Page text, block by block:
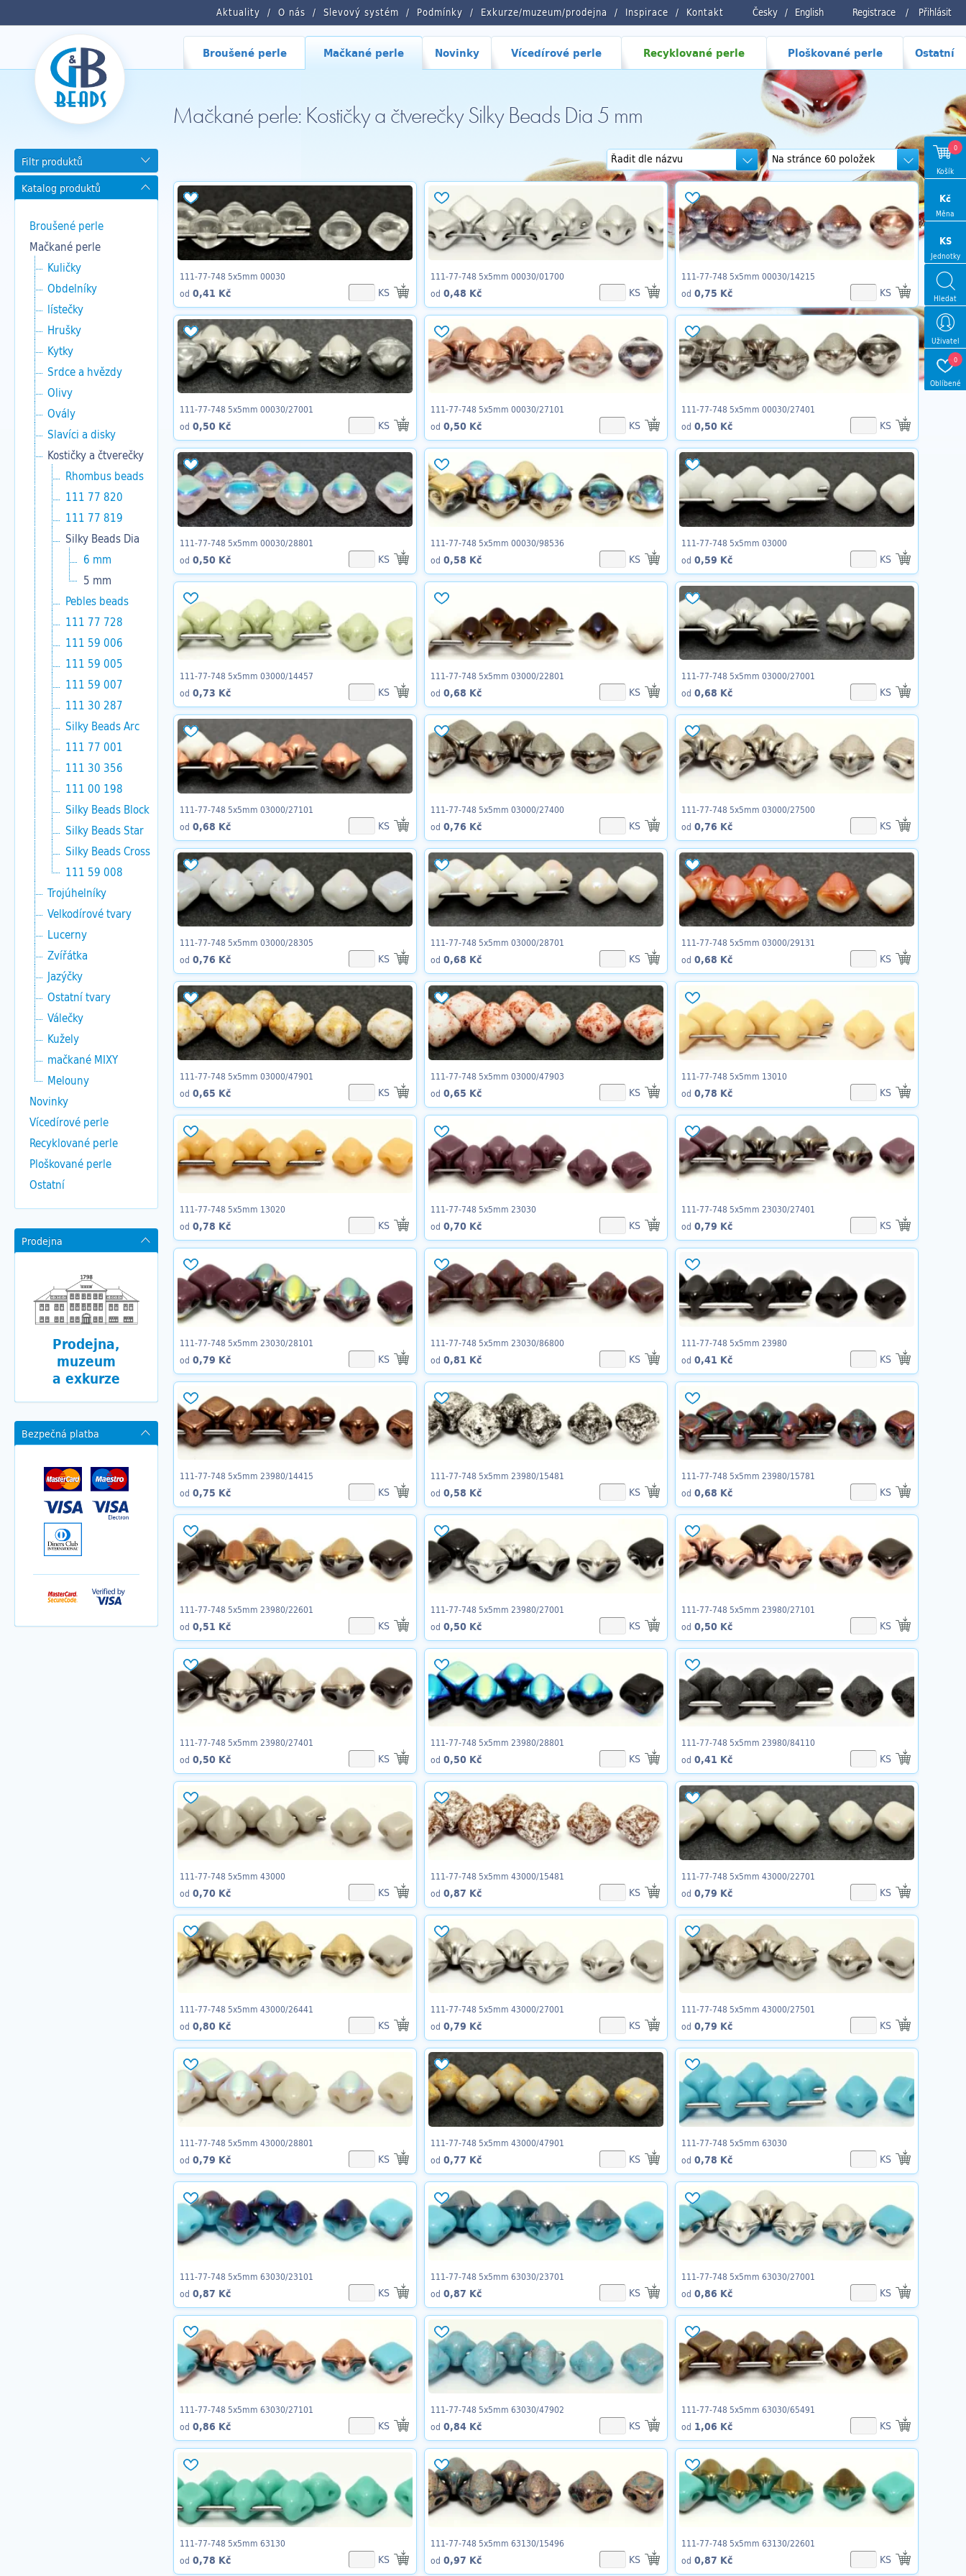
Registrace / Přihlásit
Česky / English
Aktuality O nás Slevový systém Podmínky Exkurze/muzeum/prodejna Inspirace Kontakt
Broušené perle Mačkané perle Novinky Vícedírové perle Recyklované perle Ploškované perle Ostatní
Mačkané perle: Kostičky a čtverečky Silky Beads Dia 5 mm
Filtr produktů
Katalog produktů
Broušené perle
Mačkané perle
Kuličky
Obdelníky
lístečky
Hrušky
Kytky
Srdce a hvězdy
Olivy
Ovály
Slavíci a disky
Kostičky a čtverečky
Rhombus beads
111 77 820
111 77 819
Silky Beads Dia
6 mm
5 mm
Pebles beads
111 77 728
111 59 006
111 59 005
111 59 007
111 30 287
Silky Beads Arc
111 77 001
111 30 356
111 00 198
Silky Beads Block
Silky Beads Star
Silky Beads Cross
111 59 008
Trojúhelníky
Velkodírové tvary
Lucerny
Zvířátka
Jazýčky
Ostatní tvary
Válečky
Kužely
mačkané MIXY
Melouny
Novinky
Vícedírové perle
Recyklované perle
Ploškované perle
Ostatní
Prodejna
Prodejna,
muzeum
a exkurze
Bezpečná platba
111-77-748 5x5mm 00030
od 0,41 Kč KS
111-77-748 5x5mm 00030/01700
od 0,48 Kč KS
111-77-748 5x5mm 00030/14215
od 0,75 Kč KS
111-77-748 5x5mm 00030/27001
od 0,50 Kč KS
111-77-748 5x5mm 00030/27101
od 0,50 Kč KS
111-77-748 5x5mm 00030/27401
od 0,50 Kč KS
111-77-748 5x5mm 00030/28801
od 0,50 Kč KS
111-77-748 5x5mm 00030/98536
od 0,58 Kč KS
111-77-748 5x5mm 03000
od 0,59 Kč KS
111-77-748 5x5mm 03000/14457
od 0,73 Kč KS
111-77-748 5x5mm 03000/22801
od 0,68 Kč KS
111-77-748 5x5mm 03000/27001
od 0,68 Kč KS
111-77-748 5x5mm 03000/27101
od 0,68 Kč KS
111-77-748 5x5mm 03000/27400
od 0,76 Kč KS
111-77-748 5x5mm 03000/27500
od 0,76 Kč KS
111-77-748 5x5mm 03000/28305
od 0,76 Kč KS
111-77-748 5x5mm 03000/28701
od 0,68 Kč KS
111-77-748 5x5mm 03000/29131
od 0,68 Kč KS
111-77-748 5x5mm 03000/47901
od 0,65 Kč KS
111-77-748 5x5mm 03000/47903
od 0,65 Kč KS
111-77-748 5x5mm 13010
od 0,78 Kč KS
111-77-748 5x5mm 13020
od 0,78 Kč KS
111-77-748 5x5mm 23030
od 0,70 Kč KS
111-77-748 5x5mm 23030/27401
od 0,79 Kč KS
111-77-748 5x5mm 23030/28101
od 0,79 Kč KS
111-77-748 5x5mm 23030/86800
od 0,81 Kč KS
111-77-748 5x5mm 23980
od 0,41 Kč KS
111-77-748 5x5mm 23980/14415
od 0,75 Kč KS
111-77-748 5x5mm 23980/15481
od 0,58 Kč KS
111-77-748 5x5mm 23980/15781
od 0,68 Kč KS
111-77-748 5x5mm 23980/22601
od 0,51 Kč KS
111-77-748 5x5mm 23980/27001
od 0,50 Kč KS
111-77-748 5x5mm 23980/27101
od 0,50 Kč KS
111-77-748 5x5mm 23980/27401
od 0,50 Kč KS
111-77-748 5x5mm 23980/28801
od 0,50 Kč KS
111-77-748 5x5mm 23980/84110
od 0,41 Kč KS
111-77-748 5x5mm 43000
od 0,70 Kč KS
111-77-748 5x5mm 43000/15481
od 0,87 Kč KS
111-77-748 5x5mm 43000/22701
od 0,79 Kč KS
111-77-748 5x5mm 43000/26441
od 0,80 Kč KS
111-77-748 5x5mm 43000/27001
od 0,79 Kč KS
111-77-748 5x5mm 43000/27501
od 0,79 Kč KS
111-77-748 5x5mm 43000/28801
od 0,79 Kč KS
111-77-748 5x5mm 43000/47901
od 0,77 Kč KS
111-77-748 5x5mm 63030
od 0,78 Kč KS
111-77-748 5x5mm 63030/23101
od 0,87 Kč KS
111-77-748 5x5mm 63030/23701
od 0,87 Kč KS
111-77-748 5x5mm 63030/27001
od 0,86 Kč KS
111-77-748 5x5mm 63030/27101
od 0,86 Kč KS
111-77-748 5x5mm 63030/47902
od 0,84 Kč KS
111-77-748 5x5mm 63030/65491
od 1,06 Kč KS
111-77-748 5x5mm 63130
od 0,78 Kč KS
111-77-748 5x5mm 63130/15496
od 0,97 Kč KS
111-77-748 5x5mm 63130/22601
od 0,87 Kč KS
0
Košík
Kč
Měna
KS
Jednotky
Hledat
Uživatel
0
Oblíbené